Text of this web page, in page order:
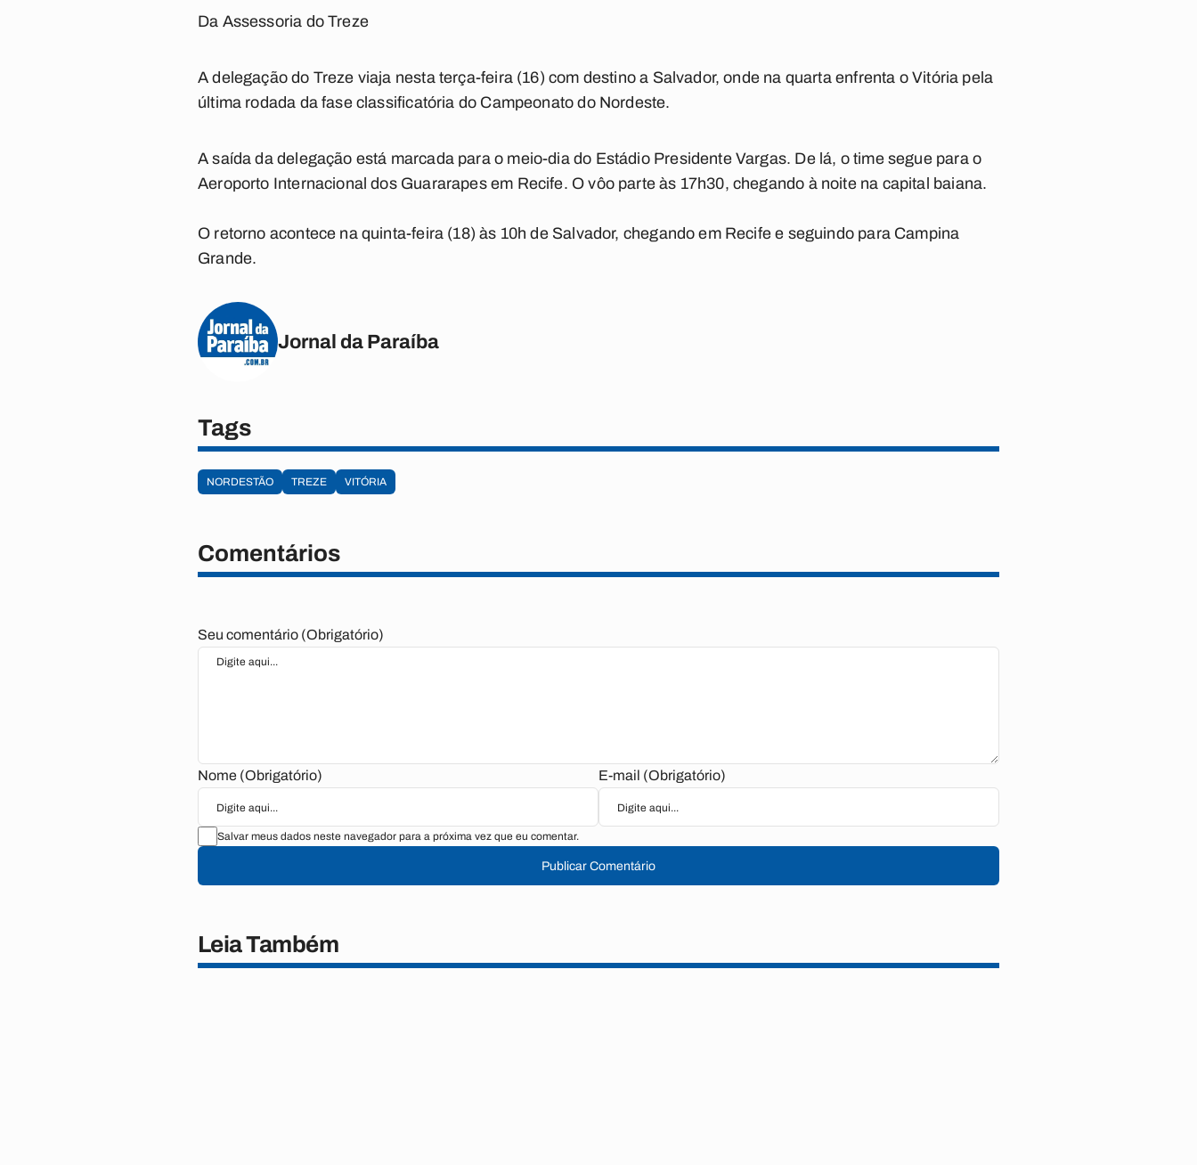
Da Assessoria do Treze
A delegação do Treze viaja nesta terça-feira (16) com destino a Salvador, onde na quarta enfrenta o Vitória pela
última rodada da fase classificatória do Campeonato do Nordeste.
A saída da delegação está marcada para o meio-dia do Estádio Presidente Vargas. De lá, o time segue para o
Aeroporto Internacional dos Guararapes em Recife. O vôo parte às 17h30, chegando à noite na capital baiana.
O retorno acontece na quinta-feira (18) às 10h de Salvador, chegando em Recife e seguindo para Campina
Grande.
Jornal da Paraíba
Tags
NORDESTÃO TREZE VITÓRIA
Comentários
Seu comentário (Obrigatório)
Nome (Obrigatório) E-mail (Obrigatório)
Salvar meus dados neste navegador para a próxima vez que eu comentar.
Publicar Comentário
Leia Também